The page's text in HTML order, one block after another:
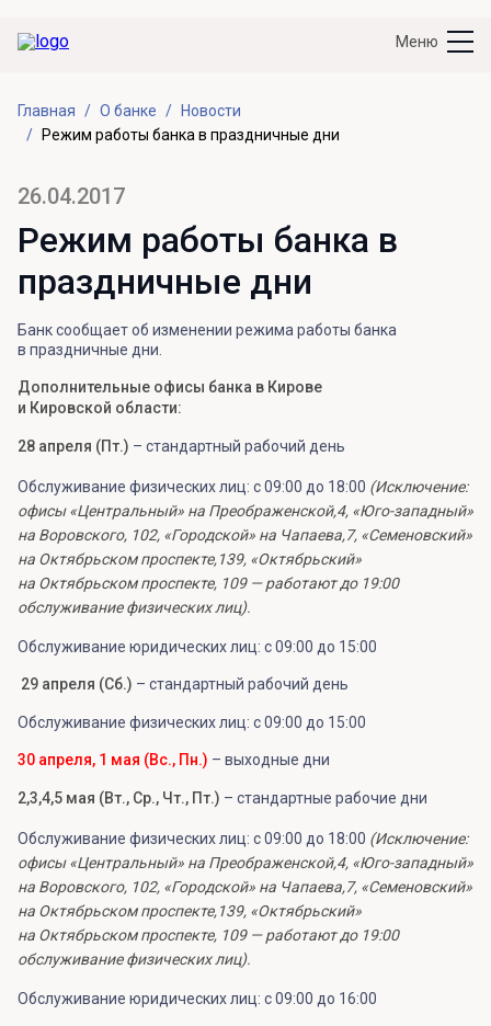
Меню
Главная О банке
Новости
Режим работы банка в праздничные дни
26.04.2017
Режим работы банка в
праздничные дни
Банк сообщает об изменении режима работы банка
в праздничные дни.
Дополнительные офисы банка в Кирове
и Кировской области:
28 апреля (Пт.) – стандартный рабочий день
Обслуживание физических лиц: с 09:00 до 18:00 (Исключение:
офисы «Центральный» на Преображенской,4, «Юго-западный»
на Воровского, 102, «Городской» на Чапаева,7, «Семеновский»
на Октябрьском проспекте,139, «Октябрьский»
на Октябрьском проспекте, 109 — работают до 19:00
обслуживание физических лиц).
Обслуживание юридических лиц: с 09:00 до 15:00
29 апреля (Сб.) – стандартный рабочий день
Обслуживание физических лиц: с 09:00 до 15:00
30 апреля, 1 мая (Вс., Пн.) – выходные дни
2,3,4,5 мая (Вт., Ср., Чт., Пт.) – стандартные рабочие дни
Обслуживание физических лиц: с 09:00 до 18:00 (Исключение:
офисы «Центральный» на Преображенской,4, «Юго-западный»
на Воровского, 102, «Городской» на Чапаева,7, «Семеновский»
на Октябрьском проспекте,139, «Октябрьский»
на Октябрьском проспекте, 109 — работают до 19:00
обслуживание физических лиц).
Обслуживание юридических лиц: с 09:00 до 16:00